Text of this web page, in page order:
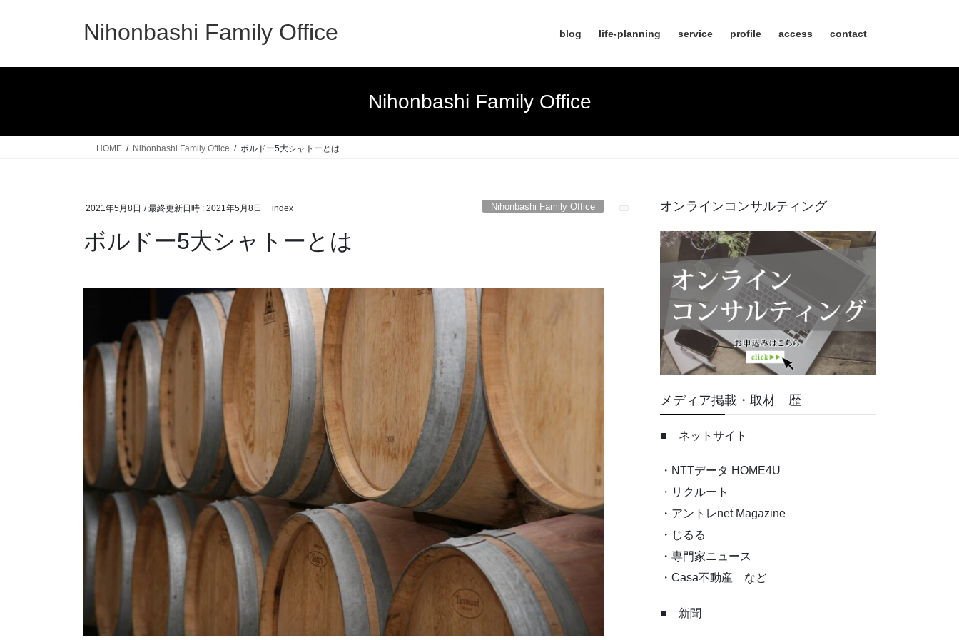
Nihonbashi Family Office blog life-planning service profile access contact
Nihonbashi Family Office
HOME Nihonbashi Family Office ボルドー5大シャトーとは
2021年5月8日 / 最終更新日時 : 2021年5月8日 index Nihonbashi Family Office
ボルドー5大シャトーとは
オンラインコンサルティング
メディア掲載・取材 歴
■ ネットサイト
・NTTデータ HOME4U
・リクルート
・アントレnet Magazine
・じるる
・専門家ニュース
・Casa不動産 など
■ 新聞